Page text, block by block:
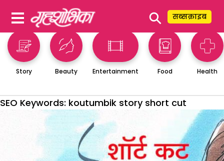
⚲ सब्सक्राइब
Story Beauty Entertainment Food Health
SEO Keywords: koutumbik story short cut